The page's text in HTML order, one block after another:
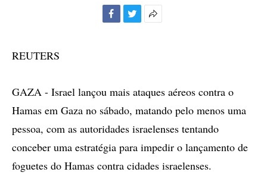
REUTERS
GAZA - Israel lançou mais ataques aéreos contra o
Hamas em Gaza no sábado, matando pelo menos uma
pessoa, com as autoridades israelenses tentando
conceber uma estratégia para impedir o lançamento de
foguetes do Hamas contra cidades israelenses.